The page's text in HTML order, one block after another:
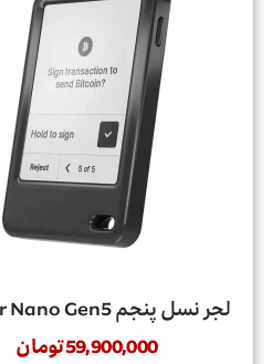
لجر نسل پنجم Ledger Nano Gen5
59,900,000تومان